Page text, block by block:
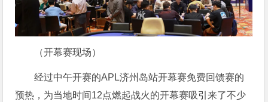
（开幕赛现场）
经过中午开赛的APL济州岛站开幕赛免费回馈赛的
预热，为当地时间12点燃起战火的开幕赛吸引来了不少